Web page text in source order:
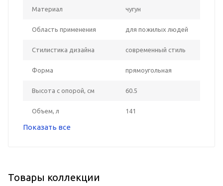
Материал чугун
Область применения для пожилых людей
Стилистика дизайна современный стиль
Форма прямоугольная
Высота с опорой, см 60.5
Объем, л 141
Показать все
Товары коллекции